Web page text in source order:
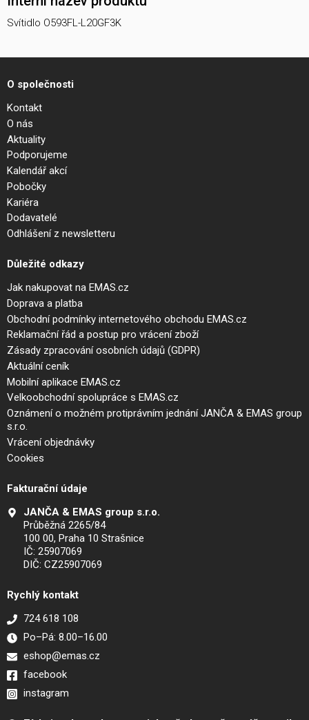
Svítidlo O593FL-L20GF3K
O společnosti
Kontakt
O nás
Aktuality
Podporujeme
Kalendář akcí
Pobočky
Kariéra
Dodavatelé
Odhlášení z newsletteru
Důležité odkazy
Jak nakupovat na EMAS.cz
Doprava a platba
Obchodní podmínky internetového obchodu EMAS.cz
Reklamační řád a postup pro vrácení zboží
Zásady zpracování osobních údajů (GDPR)
Aktuální ceník
Mobilní aplikace EMAS.cz
Velkoobchodní spolupráce s EMAS.cz
Oznámení o možném protiprávním jednání JANČA & EMAS group
s.r.o.
Vrácení objednávky
Cookies
Fakturační údaje
JANČA & EMAS group s.r.o.
Průběžná 2265/84
100 00, Praha 10 Strašnice
IČ: 25907069
DIČ: CZ25907069
Rychlý kontakt
724 618 108
Po–Pá: 8.00–16.00
eshop@emas.cz
facebook
instagram